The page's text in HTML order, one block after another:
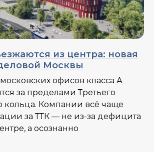
из центра: новая
Москвы
офисов класса А
за пределами Третьего
кольца. Компании всё чаще
за ТТК — не из-за дефицита
а осознанно